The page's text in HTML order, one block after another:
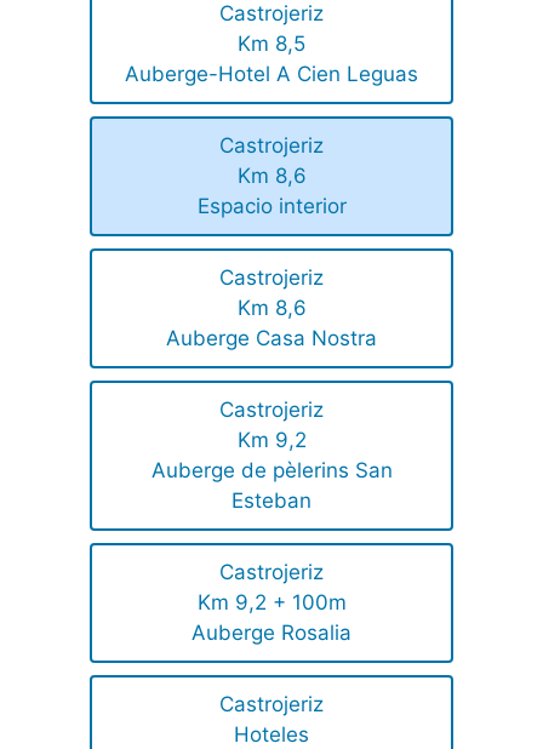
Castrojeriz
Km 8,5
Auberge-Hotel A Cien Leguas
Castrojeriz
Km 8,6
Espacio interior
Castrojeriz
Km 8,6
Auberge Casa Nostra
Castrojeriz
Km 9,2
Auberge de pèlerins San
Esteban
Castrojeriz
Km 9,2 + 100m
Auberge Rosalia
Castrojeriz
Hoteles